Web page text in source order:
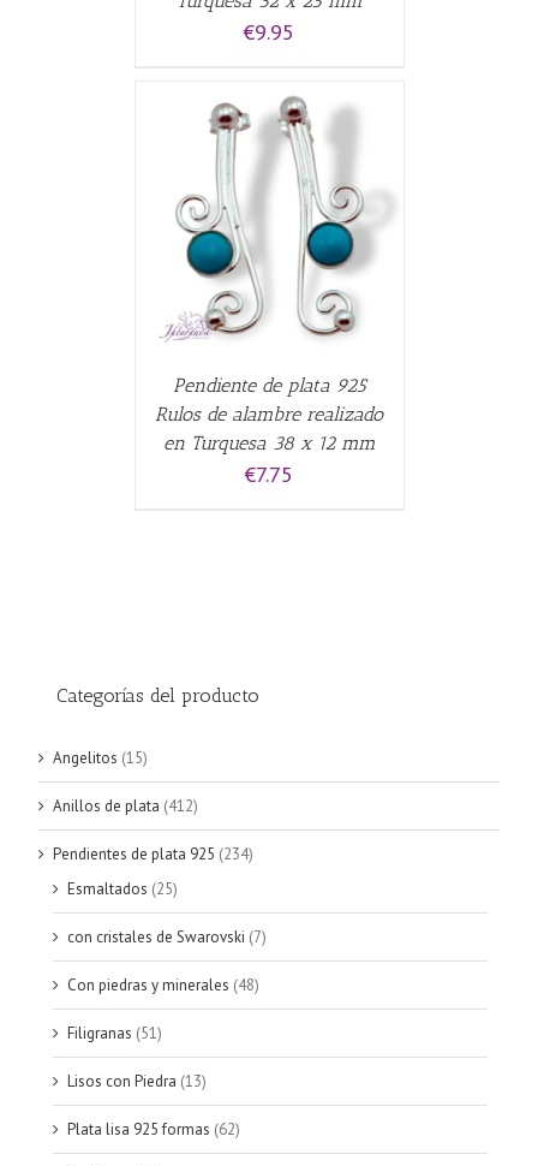
€9.95
Pendiente de plata 925
Rulos de alambre realizado
en Turquesa 38 x 12 mm
€7.75
Categorías del producto
Angelitos (15)
Anillos de plata (412)
Pendientes de plata 925 (234)
Esmaltados (25)
con cristales de Swarovski (7)
Con piedras y minerales (48)
Filigranas (51)
Lisos con Piedra (13)
Plata lisa 925 formas (62)